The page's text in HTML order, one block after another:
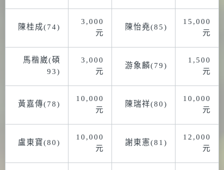
陳桂成(74)
3,000
元
陳怡堯(85)
15,000
元
馬楷崴(碩
93)
3,000
元
游象麟(79)
1,500
元
黃嘉傳(78)
10,000
元
陳瑞祥(80)
10,000
元
盧東寶(80)
10,000
元
謝東憲(81)
12,000
元